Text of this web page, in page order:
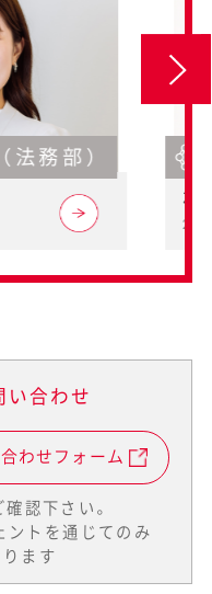
法務部）
杉
い合わせ
わせフォーム
確認下さい。
ントを通じてのみ
ます